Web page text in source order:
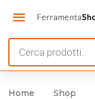
search
Home Shop